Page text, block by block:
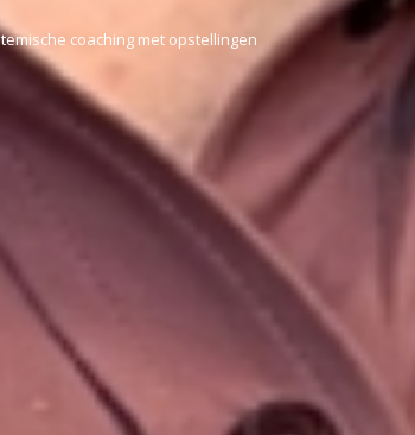
coaching met opstellingen